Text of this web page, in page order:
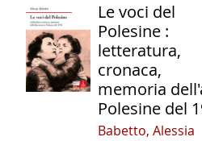
Dettaglio
del
documento
Le voci del
Polesine :
letteratura,
cronaca,
memoria
Polesine del
Babetto, Alessia